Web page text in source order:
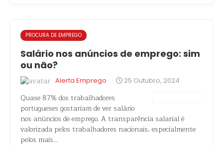
PROCURA DE EMPREGO
Salário nos anúncios de emprego: sim
ou não?
Alerta Emprego · 25 Outubro, 2024
Quase 87% dos trabalhadores
portugueses gostariam de ver salário
nos anúncios de emprego. A transparência salarial é
valorizada pelos trabalhadores nacionais, especialmente
pelos mais…